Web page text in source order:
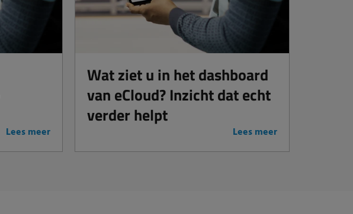
Lees meer
Wat ziet u in het dashboard
van eCloud? Inzicht dat echt
verder helpt
Lees meer